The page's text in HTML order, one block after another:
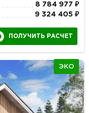
8 784 977 ₽
9 324 405 ₽
ПОЛУЧИТЬ РАСЧЕТ
ЭКО